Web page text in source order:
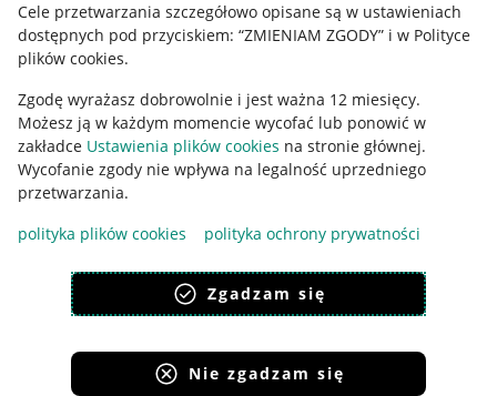
Cele przetwarzania szczegółowo opisane są w ustawieniach
dostępnych pod przyciskiem: “ZMIENIAM ZGODY” i w Polityce
plików cookies.
Zgodę wyrażasz dobrowolnie i jest ważna 12 miesięcy.
Możesz ją w każdym momencie wycofać lub ponowić w
zakładce Ustawienia plików cookies na stronie głównej.
Wycofanie zgody nie wpływa na legalność uprzedniego
przetwarzania.
polityka plików cookies
polityka ochrony prywatności
Zgadzam się
Nie zgadzam się
Udostępnianie lokalizacji
Informacje dla Aktu o Usługach Cyfrowych
Pobierz aplikację
Korzystanie z serwisu oznacza akceptacjęregulaminu